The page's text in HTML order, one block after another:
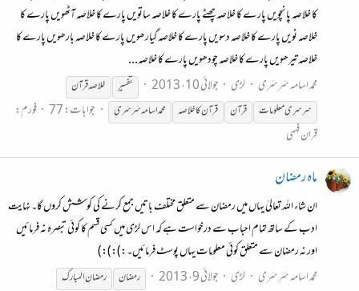
کا خلاصہ پانچویں پارے کا خلاصہ چھٹے پارے کا خلاصہ ساتویں پارے کا خلاصہ آٹھویں پارے کا
خلاصہ نویں پارے کا خلاصہ دسویں پارے کا خلاصہ گیارھویں پارے کا خلاصہ بارھویں پارے کا
خلاصہ تیرھویں پارے کا خلاصہ چودھویں پارے کا خلاصہ...
محمد اسامہ سَرسَری
لڑی جولائی 10، 2013 تفسیر
خلاصہ قرآن
سرسریمعلومات قرآن قرآن کا خلاصہ محمد اسامہ سَرسَری جوابات: 77
فورم:
قران فہمی
ماہ رمضان
ان شاء اللہ تعالیٰ یہاں میں رمضان سے متعلق مختلف باتیں جمع کرنے کی کوشش کروں گا۔ نہایت
ادب کے ساتھ تمام احباب سے درخواست ہے کہ اس لڑی میں کسی قسم کا کوئی تبصرہ نہ فرمائیں
اور نہ رمضان سے متعلق کوئی معلومات یہاں پوسٹ فرمائیں۔:):):)
محمد اسامہ سَرسَری
لڑی جولائی 9، 2013 رمضان
رمضان المبارک